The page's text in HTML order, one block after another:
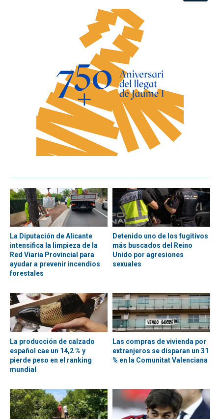
La Diputación de Alicante
intensifica la limpieza de la
Red Viaria Provincial para
ayudar a prevenir incendios
forestales
Detenido uno de los fugitivos
más buscados del Reino
Unido por agresiones
sexuales
La producción de calzado
español cae un 14,2 % y
pierde peso en el ranking
mundial
Las compras de vivienda por
extranjeros se disparan un 31
% en la Comunitat Valenciana